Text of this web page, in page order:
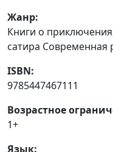
Жанр:
Книги о
сатира Современная
ISBN:
9785447467111
Возрастное
1+
Язык: